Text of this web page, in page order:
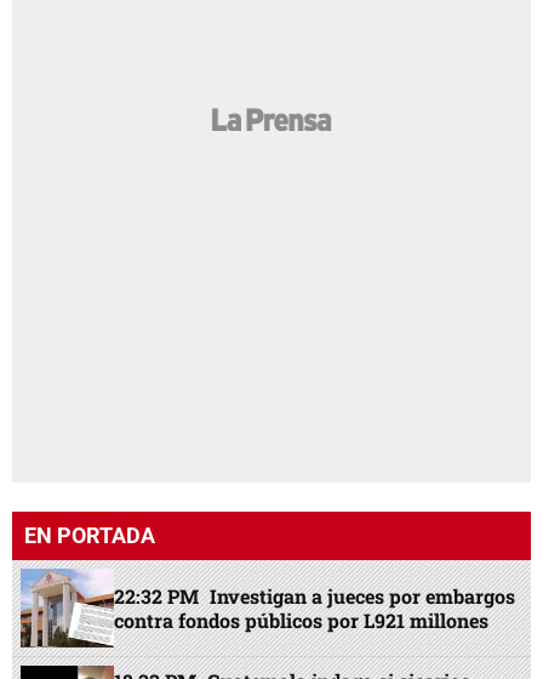
EN PORTADA
22:32 PM Investigan a jueces por embargos
contra fondos públicos por L921 millones